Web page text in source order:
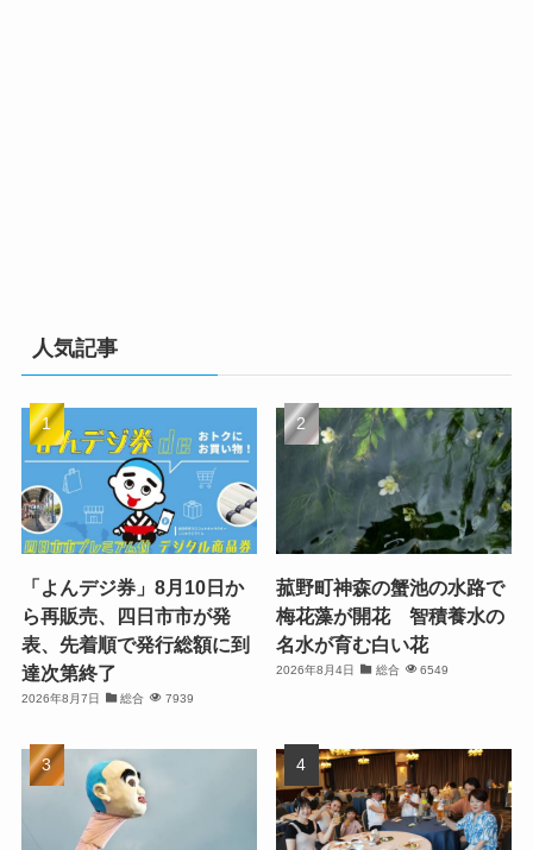
人気記事
「よんデジ券」8月10日か
ら再販売、四日市市が発
表、先着順で発行総額に到
達次第終了
2026年8月7日 総合 7939
菰野町神森の蟹池の水路で
梅花藻が開花 智積養水の
名水が育む白い花
2026年8月4日 総合 6549